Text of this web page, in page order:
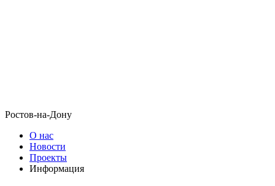
Ростов-на-Дону
О нас
Новости
Проекты
Информация